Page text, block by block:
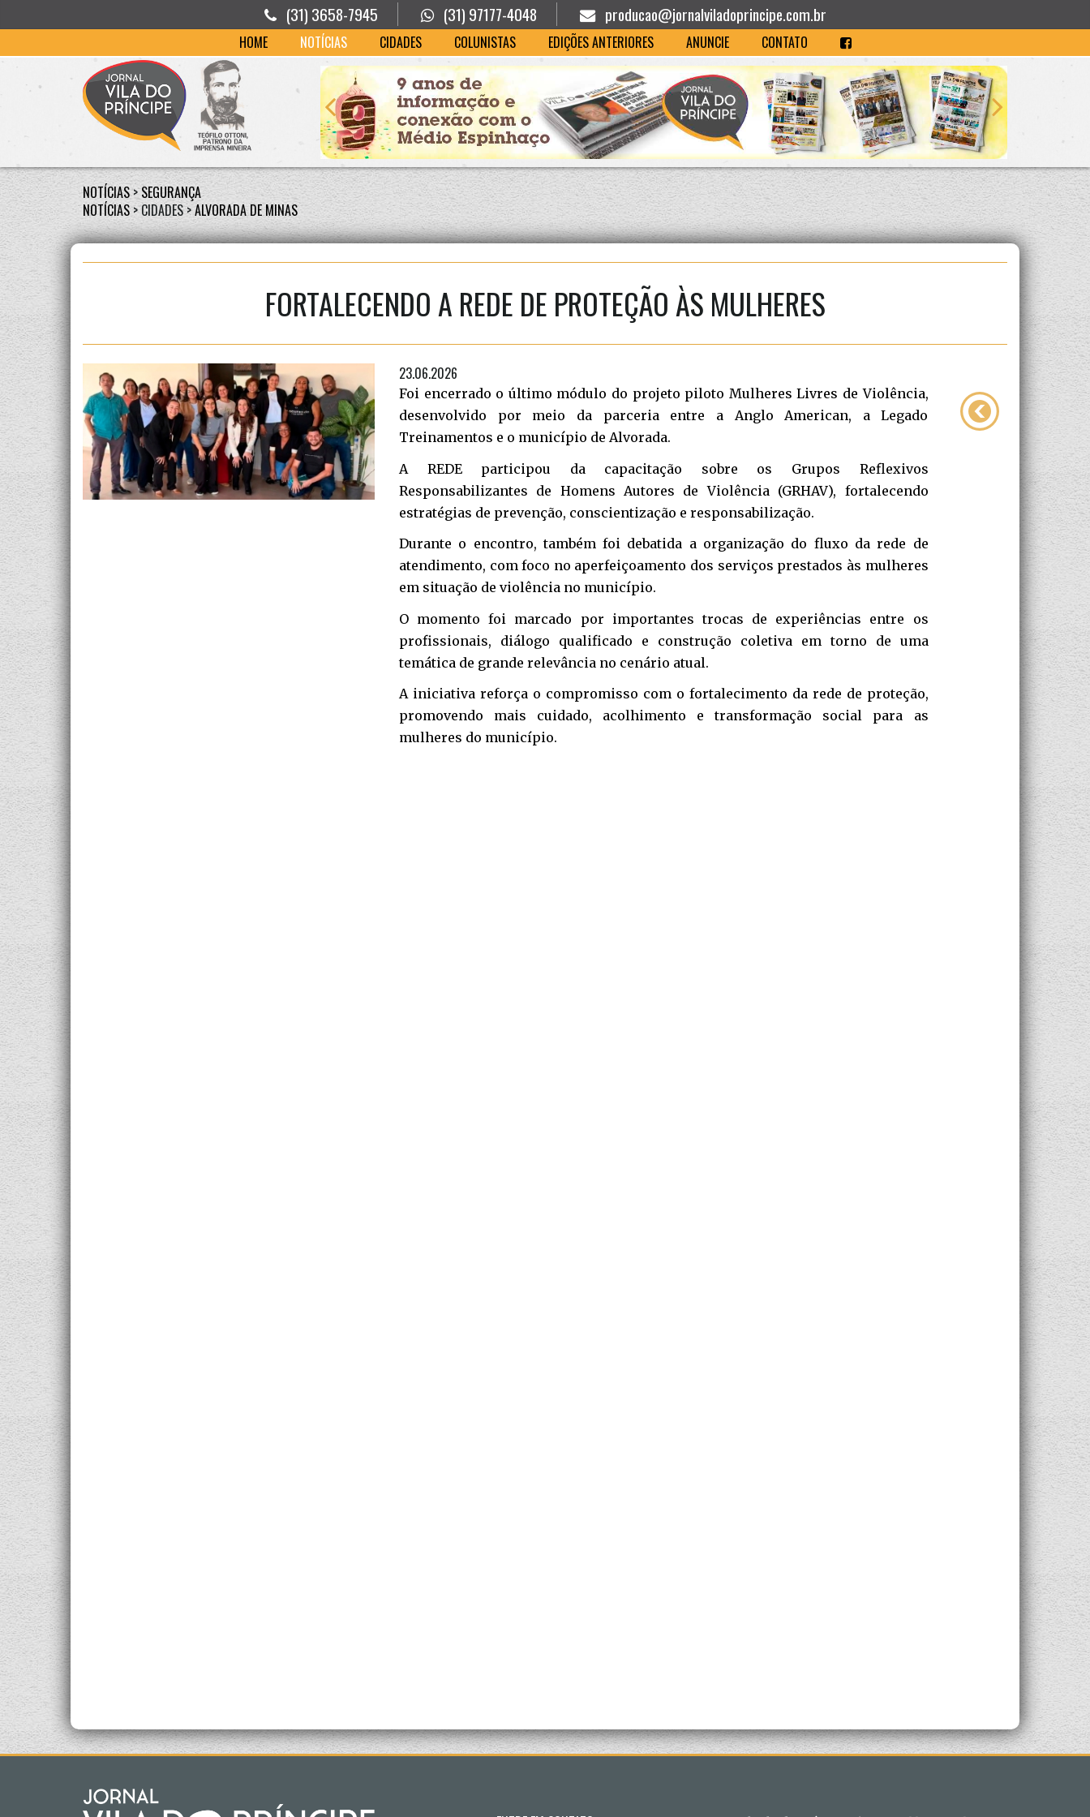
(31) 3658-7945 (31) 97177-4048 producao@jornalviladoprincipe.com.br
HOME NOTÍCIAS CIDADES COLUNISTAS EDIÇÕES ANTERIORES ANUNCIE CONTATO
NOTÍCIAS>SEGURANÇA
NOTÍCIAS> CIDADES >ALVORADA DE MINAS
FORTALECENDO A REDE DE PROTEÇÃO ÀS MULHERES
23.06.2026
Foi encerrado o último módulo do projeto piloto Mulheres Livres de Violência,
desenvolvido por meio da parceria entre a Anglo American, a Legado
Treinamentos e o município de Alvorada.
A REDE participou da capacitação sobre os Grupos Reflexivos
Responsabilizantes de Homens Autores de Violência (GRHAV), fortalecendo
estratégias de prevenção, conscientização e responsabilização.
Durante o encontro, também foi debatida a organização do fluxo da rede de
atendimento, com foco no aperfeiçoamento dos serviços prestados às mulheres
em situação de violência no município.
O momento foi marcado por importantes trocas de experiências entre os
profissionais, diálogo qualificado e construção coletiva em torno de uma
temática de grande relevância no cenário atual.
A iniciativa reforça o compromisso com o fortalecimento da rede de proteção,
promovendo mais cuidado, acolhimento e transformação social para as
mulheres do município.